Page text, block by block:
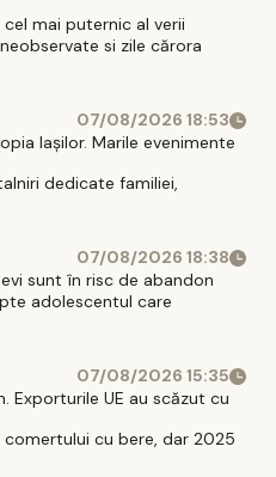
mai puternic al verii
si zile cărora
07/08/2026 18:53
Iașilor. Marile evenimente
dedicate familiei,
07/08/2026 18:38
sunt în risc de abandon
adolescentul care
07/08/2026 15:35
Exporturile UE au scăzut cu
cu bere, dar 2025